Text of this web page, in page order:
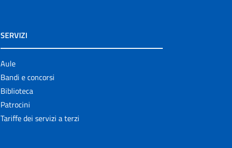
SERVIZI
Aule
Bandi e concorsi
Biblioteca
Patrocini
Tariffe dei servizi a terzi